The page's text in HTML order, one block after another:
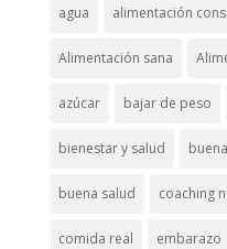
agua alimentación
Alimentación sana
azúcar bajar de peso
bienestar y salud
buena salud coaching
comida real embarazo